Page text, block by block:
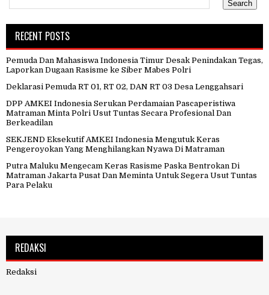
RECENT POSTS
Pemuda Dan Mahasiswa Indonesia Timur Desak Penindakan Tegas,
Laporkan Dugaan Rasisme ke Siber Mabes Polri
Deklarasi Pemuda RT 01, RT 02, DAN RT 03 Desa Lenggahsari
DPP AMKEI Indonesia Serukan Perdamaian Pascaperistiwa
Matraman Minta Polri Usut Tuntas Secara Profesional Dan
Berkeadilan
SEKJEND Eksekutif AMKEI Indonesia Mengutuk Keras
Pengeroyokan Yang Menghilangkan Nyawa Di Matraman
Putra Maluku Mengecam Keras Rasisme Paska Bentrokan Di
Matraman Jakarta Pusat Dan Meminta Untuk Segera Usut Tuntas
Para Pelaku
REDAKSI
Redaksi